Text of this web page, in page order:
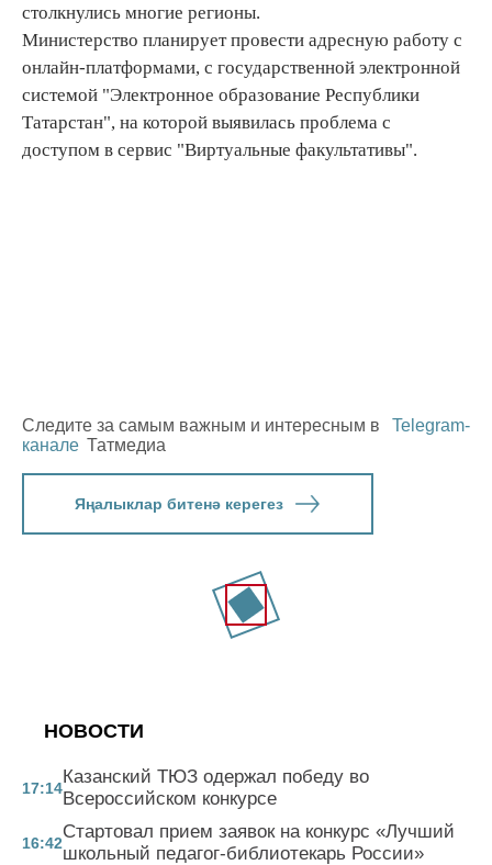
столкнулись многие регионы.
Министерство планирует провести адресную работу с
онлайн-платформами, с государственной электронной
системой "Электронное образование Республики
Татарстан", на которой выявилась проблема с
доступом в сервис "Виртуальные факультативы".
Следите за самым важным и интересным в
Telegram-
канале Татмедиа
Яңалыклар битенә керегез
НОВОСТИ
17:14
Казанский ТЮЗ одержал победу во
Всероссийском конкурсе
16:42
Стартовал прием заявок на конкурс «Лучший
школьный педагог-библиотекарь России»